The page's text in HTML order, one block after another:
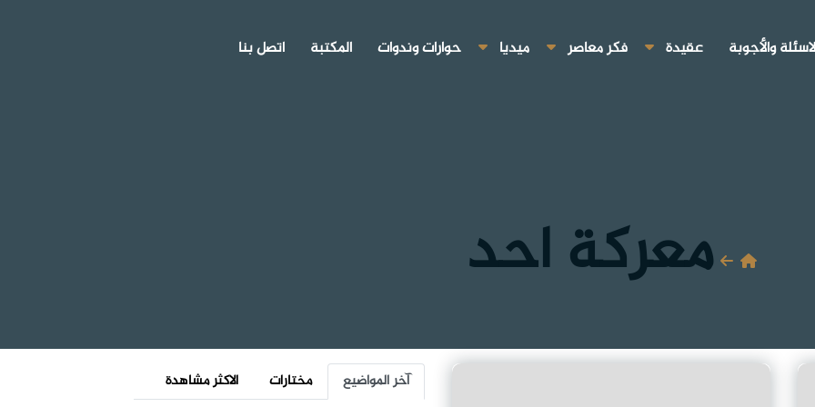
والأجوبة عقيدة فكر معاصر ميديا حوارات وندوات المكتبة اتصل بنا
معركة احد
آخر المواضيع مختارات
الاكثر مشاهدة